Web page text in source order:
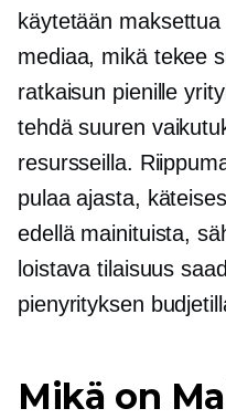
käytetään
mediaa, mikä tekee
ratkaisun pienille
tehdä suuren
resursseilla.
pulaa ajasta,
edellä mainituista,
loistava tilaisuus
pienyrityksen
Mikä on